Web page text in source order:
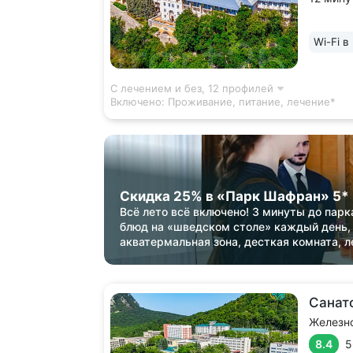
Wi-Fi в
С лечением и без, 12 профилей
Включено: Проживание, питание, лечение*
Скидка 25% в «Парк Шафран» 5*
Всё лето всё включено! 3 минуты до
блюд на «шведском столе» каждый день,
акватермальная зона, десткая комната,
8.4